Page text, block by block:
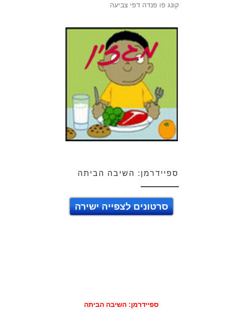
קונג פו פנדה דפי צביעה
ספיידרמן: השיבה הביתה
סרטונים לצפייה ישירה
ספיידרמן: השיבה הביתה